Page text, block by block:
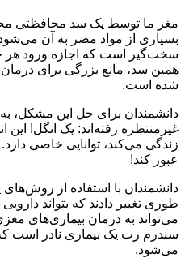
مغز ما توسط یک سد محافظتی
بسیاری از مواد مضر به آن
سخت‌گیر است که اجازه ورود هر
همین سد، مانع بزرگی برای
شده است.
دانشمندان برای حل این مشکل،
غیرمنتظره رفته‌اند: یک انگل! این
زندگی می‌کند، توانایی خاصی
عبور کند!
دانشمندان با استفاده از روش‌های
طوری تغییر دادند که بتواند
می‌تواند به درمان بیماری‌های
سندرم رت یک بیماری نادر است
می‌شود.